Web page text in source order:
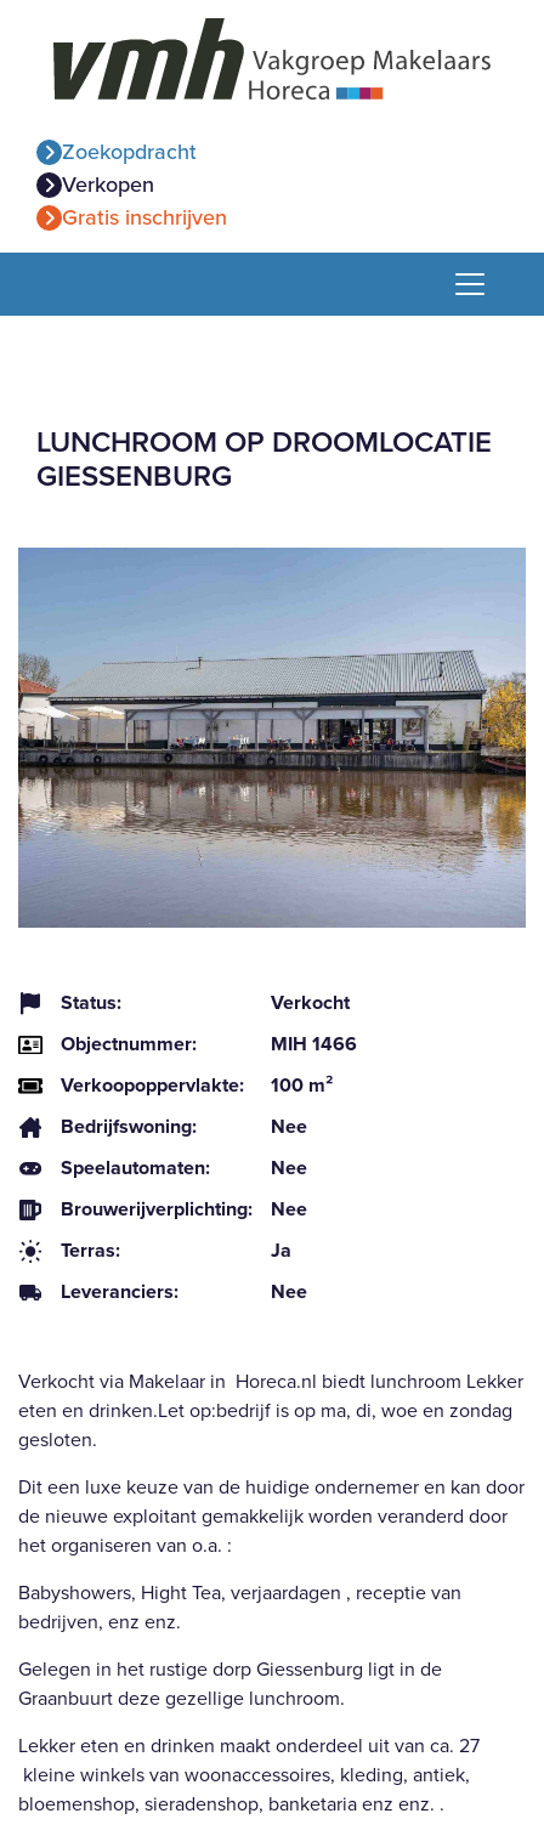
Zoekopdracht
Verkopen
Gratis inschrijven
LUNCHROOM OP DROOMLOCATIE
GIESSENBURG
Status:
Verkocht
Objectnummer:
MIH 1466
Verkoopoppervlakte:
100 m²
Bedrijfswoning:
Nee
Speelautomaten:
Nee
Brouwerijverplichting:
Nee
Terras:
Ja
Leveranciers:
Nee
Verkocht via Makelaar in Horeca.nl biedt lunchroom Lekker
eten en drinken.Let op:bedrijf is op ma, di, woe en zondag
gesloten.
Dit een luxe keuze van de huidige ondernemer en kan door
de nieuwe exploitant gemakkelijk worden veranderd door
het organiseren van o.a. :
Babyshowers, Hight Tea, verjaardagen , receptie van
bedrijven, enz enz.
Gelegen in het rustige dorp Giessenburg ligt in de
Graanbuurt deze gezellige lunchroom.
Lekker eten en drinken maakt onderdeel uit van ca. 27
kleine winkels van woonaccessoires, kleding, antiek,
bloemenshop, sieradenshop, banketaria enz enz. .